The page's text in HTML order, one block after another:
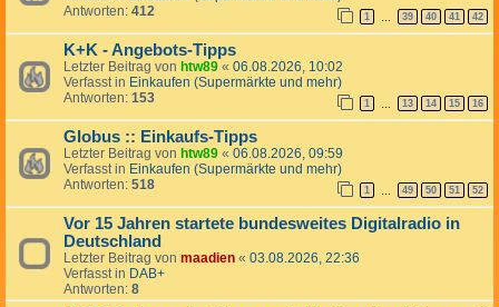
Antworten: 412 1 … 39 40 41 42
K+K - Angebots-Tipps
Letzter Beitrag von htw89 « 06.08.2026, 10:02
Verfasst in Einkaufen (Supermärkte und mehr)
Antworten: 153 1 … 13 14 15 16
Globus :: Einkaufs-Tipps
Letzter Beitrag von htw89 « 06.08.2026, 09:59
Verfasst in Einkaufen (Supermärkte und mehr)
Antworten: 518 1 … 49 50 51 52
Vor 15 Jahren startete bundesweites Digitalradio in
Deutschland
Letzter Beitrag von maadien « 03.08.2026, 22:36
Verfasst in DAB+
Antworten: 8